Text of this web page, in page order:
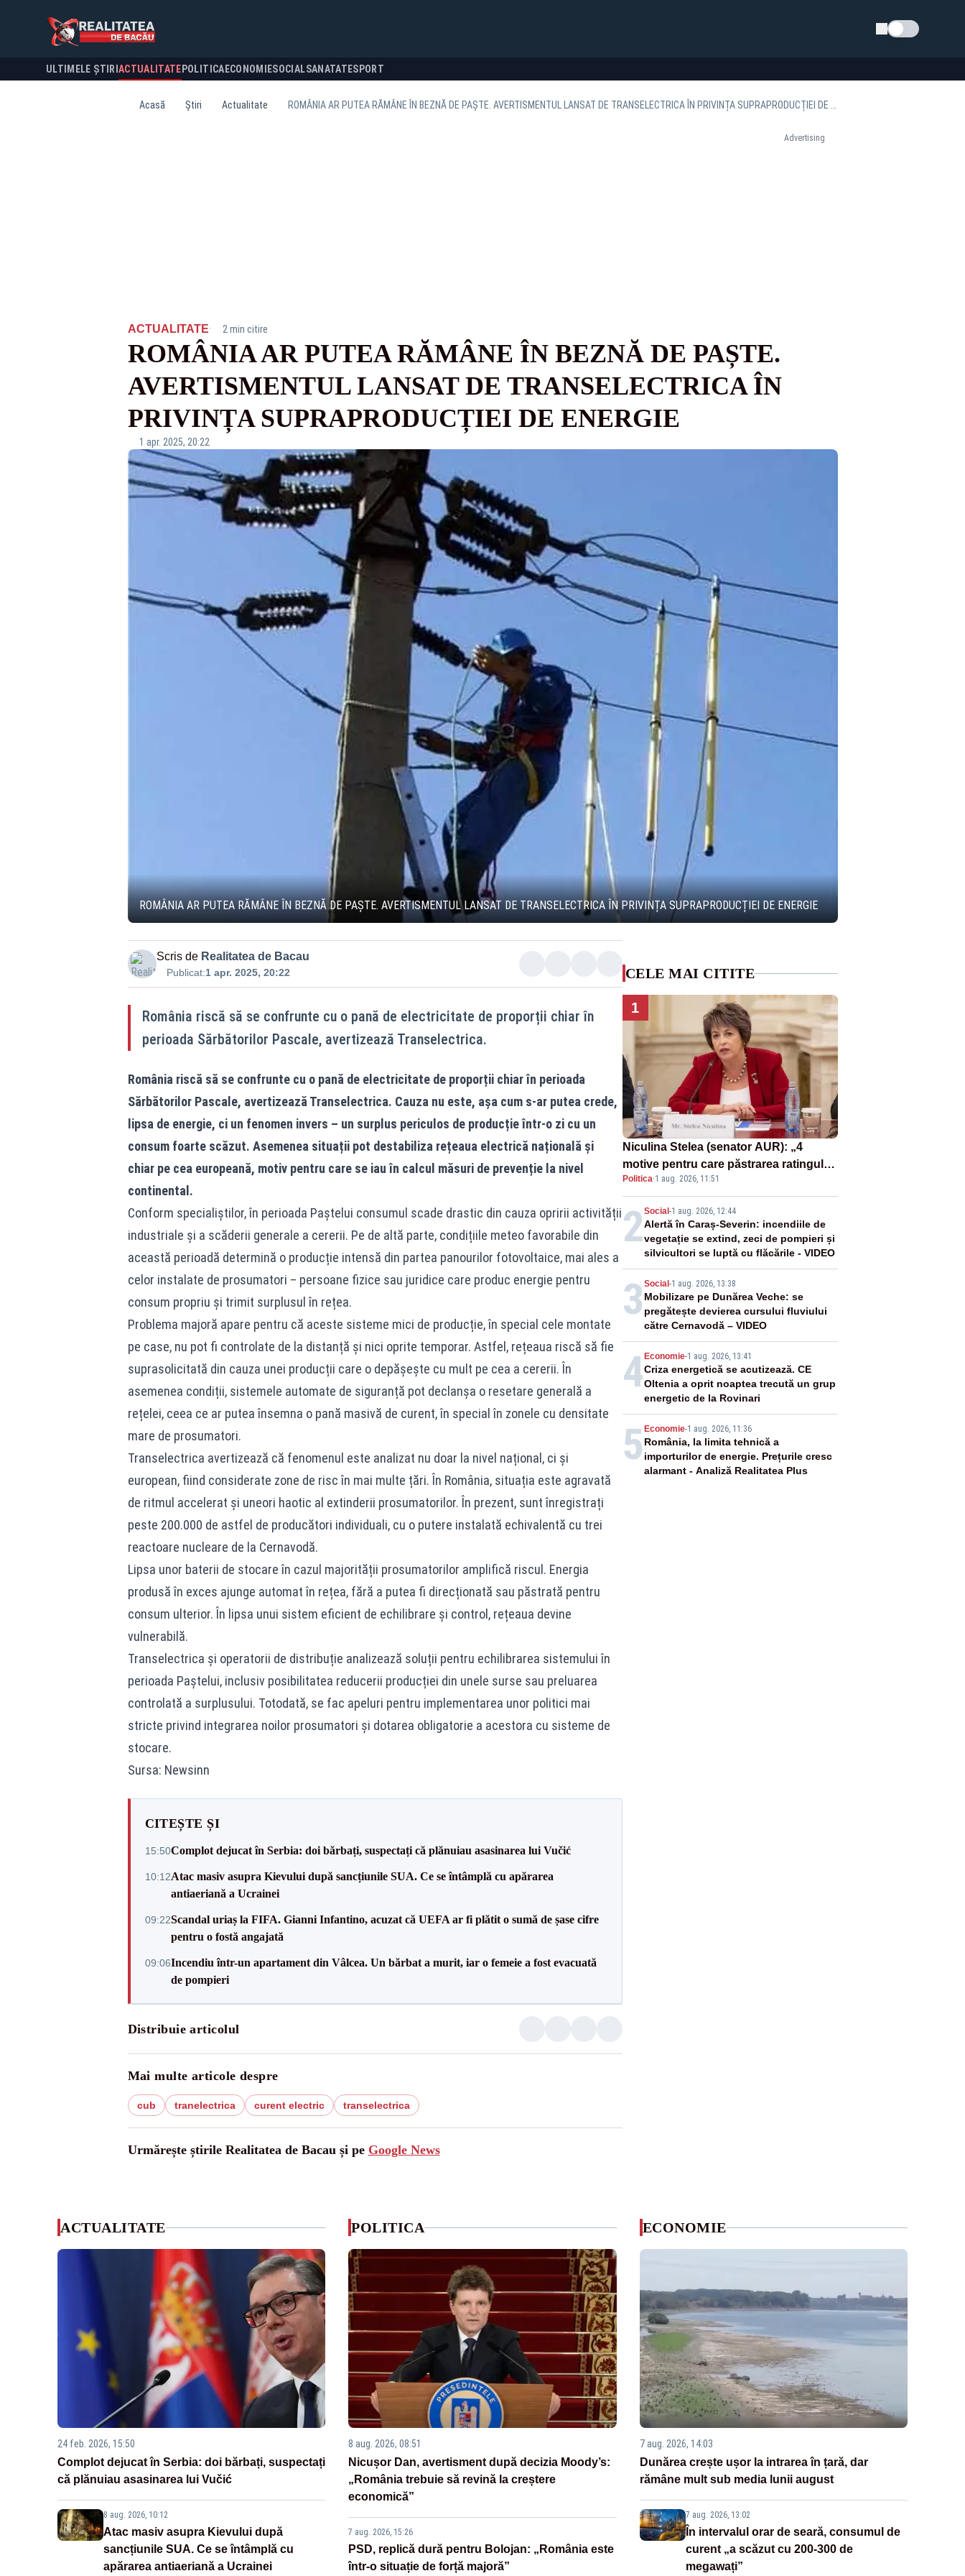
Schimba tema
ULTIMELE ȘTIRI ACTUALITATE POLITICA ECONOMIESOCIALSANATATESPORT
Acasă Știri Actualitate
Advertising
ACTUALITATE· 2 min citire
ROMÂNIA AR PUTEA RĂMÂNE ÎN BEZNĂ DE PAȘTE.
AVERTISMENTUL LANSAT DE TRANSELECTRICA ÎN
PRIVINȚA SUPRAPRODUCȚIEI DE ENERGIE
1 apr. 2025, 20:22
ROMÂNIA AR PUTEA RĂMÂNE ÎN BEZNĂ DE PAȘTE. AVERTISMENTUL LANSAT DE TRANSELECTRICA ÎN PRIVINȚA SUPRAPRODUCȚIEI DE ENERGIE
Scris de Realitatea de Bacau
Publicat:1 apr. 2025, 20:22
România riscă să se confrunte cu o pană de electricitate de proporții chiar în
perioada Sărbătorilor Pascale, avertizează Transelectrica.
România riscă să se confrunte cu o pană de electricitate de proporții chiar în perioada
Sărbătorilor Pascale, avertizează Transelectrica. Cauza nu este, așa cum s-ar putea crede,
lipsa de energie, ci un fenomen invers – un surplus periculos de producție într-o zi cu un
consum foarte scăzut. Asemenea situații pot destabiliza rețeaua electrică națională și
chiar pe cea europeană, motiv pentru care se iau în calcul măsuri de prevenție la nivel
continental.
Conform specialiștilor, în perioada Paștelui consumul scade drastic din cauza opririi activității
industriale și a scăderii generale a cererii. Pe de altă parte, condițiile meteo favorabile din
această perioadă determină o producție intensă din partea panourilor fotovoltaice, mai ales a
celor instalate de prosumatori – persoane fizice sau juridice care produc energie pentru
consum propriu și trimit surplusul în rețea.
Problema majoră apare pentru că aceste sisteme mici de producție, în special cele montate
pe case, nu pot fi controlate de la distanță și nici oprite temporar. Astfel, rețeaua riscă să fie
suprasolicitată din cauza unei producții care o depășește cu mult pe cea a cererii. În
asemenea condiții, sistemele automate de siguranță pot declanșa o resetare generală a
rețelei, ceea ce ar putea însemna o pană masivă de curent, în special în zonele cu densitate
mare de prosumatori.
Transelectrica avertizează că fenomenul este analizat nu doar la nivel național, ci și
european, fiind considerate zone de risc în mai multe țări. În România, situația este agravată
de ritmul accelerat și uneori haotic al extinderii prosumatorilor. În prezent, sunt înregistrați
peste 200.000 de astfel de producători individuali, cu o putere instalată echivalentă cu trei
reactoare nucleare de la Cernavodă.
Lipsa unor baterii de stocare în cazul majorității prosumatorilor amplifică riscul. Energia
produsă în exces ajunge automat în rețea, fără a putea fi direcționată sau păstrată pentru
consum ulterior. În lipsa unui sistem eficient de echilibrare și control, rețeaua devine
vulnerabilă.
Transelectrica și operatorii de distribuție analizează soluții pentru echilibrarea sistemului în
perioada Paștelui, inclusiv posibilitatea reducerii producției din unele surse sau preluarea
controlată a surplusului. Totodată, se fac apeluri pentru implementarea unor politici mai
stricte privind integrarea noilor prosumatori și dotarea obligatorie a acestora cu sisteme de
stocare.
Sursa: Newsinn
CITEȘTE ȘI
15:50Complot dejucat în Serbia: doi bărbați, suspectați că plănuiau asasinarea lui Vučić
10:12Atac masiv asupra Kievului după sancțiunile SUA. Ce se întâmplă cu apărarea
antiaeriană a Ucrainei
09:22Scandal uriaș la FIFA. Gianni Infantino, acuzat că UEFA ar fi plătit o sumă de șase cifre
pentru o fostă angajată
09:06Incendiu într-un apartament din Vâlcea. Un bărbat a murit, iar o femeie a fost evacuată
de pompieri
Distribuie articolul
Mai multe articole despre
cub tranelectrica curent electric transelectrica
Urmărește știrile Realitatea de Bacau și pe Google News
CELE MAI CITITE
1
Niculina Stelea (senator AUR): „4
motive pentru care păstrarea ratingului
de țară nu este o reușită pentru
Guvernul Bolojan”
Politica·1 aug. 2026, 11:51
2Social -1 aug. 2026, 12:44
Alertă în Caraș-Severin: incendiile de
vegetație se extind, zeci de pompieri și
silvicultori se luptă cu flăcările - VIDEO
3 Social -1 aug. 2026, 13:38
Mobilizare pe Dunărea Veche: se
pregătește devierea cursului fluviului
către Cernavodă – VIDEO
4 Economie-1 aug. 2026, 13:41
Criza energetică se acutizează. CE
Oltenia a oprit noaptea trecută un grup
energetic de la Rovinari
5 Economie-1 aug. 2026, 11:36
România, la limita tehnică a
importurilor de energie. Prețurile cresc
alarmant - Analiză Realitatea Plus
ACTUALITATE
24 feb. 2026, 15:50
Complot dejucat în Serbia: doi bărbați, suspectați
că plănuiau asasinarea lui Vučić
8 aug. 2026, 10:12
Atac masiv asupra Kievului după
sancțiunile SUA. Ce se întâmplă cu
apărarea antiaeriană a Ucrainei
POLITICA
8 aug. 2026, 08:51
Nicușor Dan, avertisment după decizia Moody’s:
„România trebuie să revină la creștere
economică”
7 aug. 2026, 15:26
PSD, replică dură pentru Bolojan: „România este
într-o situație de forță majoră”
ECONOMIE
7 aug. 2026, 14:03
Dunărea crește ușor la intrarea în țară, dar
rămâne mult sub media lunii august
7 aug. 2026, 13:02
În intervalul orar de seară, consumul de
curent „a scăzut cu 200-300 de
megawați”